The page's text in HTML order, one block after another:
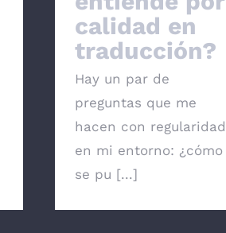
calidad en
traducción?
Hay un par de
preguntas que me
hacen con regularidad
en mi entorno: ¿cómo
se pu [...]